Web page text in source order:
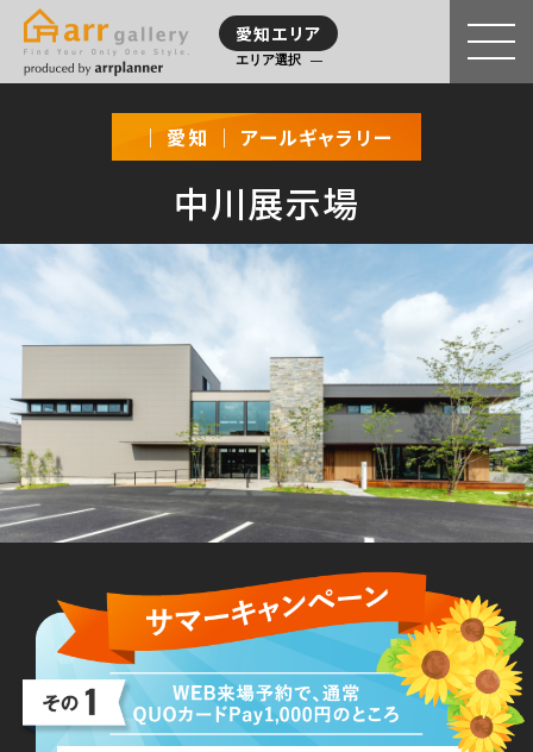
愛知エリア
エリア選択
｜ 愛知 ｜ アールギャラリー
中川展示場